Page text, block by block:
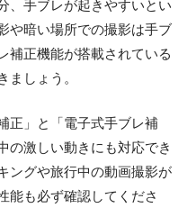
、手ブレが起きやすいとい
や暗い場所での撮影は手ブ
補正機能が搭載されている
ましょう。
正」と「電子式手ブレ補
の激しい動きにも対応でき
ングや旅行中の動画撮影が
能も必ず確認してくださ